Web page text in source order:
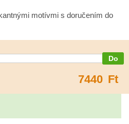
motívmi s doručením do
7440 Ft